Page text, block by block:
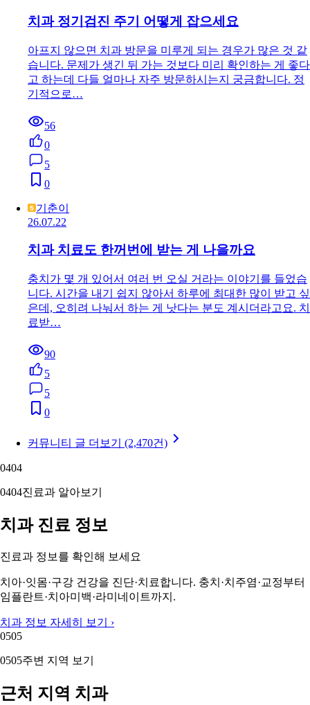
치과 정기검진 주기 어떻게 잡으세요
아프지 않으면 치과 방문을 미루게 되는 경우가 많은 것 같
습니다. 문제가 생긴 뒤 가는 것보다 미리 확인하는 게 좋다
고 하는데 다들 얼마나 자주 방문하시는지 궁금합니다. 정
기적으로…
56
0
5
0
기춘이
26.07.22
치과 치료도 한꺼번에 받는 게 나을까요
충치가 몇 개 있어서 여러 번 오실 거라는 이야기를 들었습
니다. 시간을 내기 쉽지 않아서 하루에 최대한 많이 받고 싶
은데, 오히려 나눠서 하는 게 낫다는 분도 계시더라고요. 치
료받…
90
5
5
0
커뮤니티 글 더보기 (2,470건)
0404
0404진료과 알아보기
치과 진료 정보
진료과 정보를 확인해 보세요
치아·잇몸·구강 건강을 진단·치료합니다. 충치·치주염·교정부터
임플란트·치아미백·라미네이트까지.
치과 정보 자세히 보기 ›
0505
0505주변 지역 보기
근처 지역 치과